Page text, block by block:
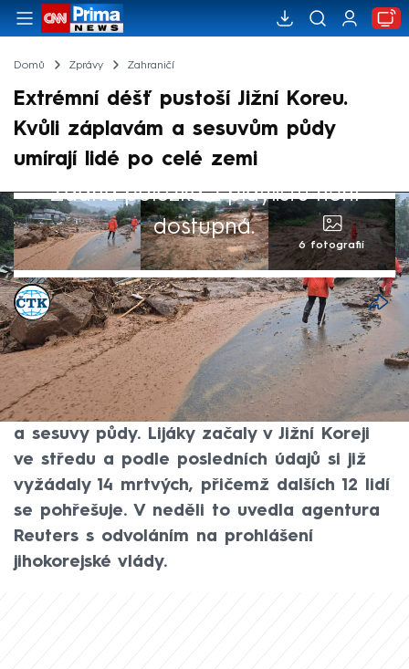
Domů Zprávy Zahraničí
Extrémní déšť pustoší Jižní Koreu.
Kvůli záplavám a sesuvům půdy
umírají lidé po celé zemi
Žádná položka z playlistu není
dostupná.
6 fotografií
ČTK
20. čvc 2025, 07:01
Dva lidé zahynuli a dva další jsou
pohřešováni v jihokorejském okrese
Kapchjong, který sužují silné deště, záplavy
a sesuvy půdy. Lijáky začaly v Jižní Koreji
ve středu a podle posledních údajů si již
vyžádaly 14 mrtvých, přičemž dalších 12 lidí
se pohřešuje. V neděli to uvedla agentura
Reuters s odvoláním na prohlášení
jihokorejské vlády.